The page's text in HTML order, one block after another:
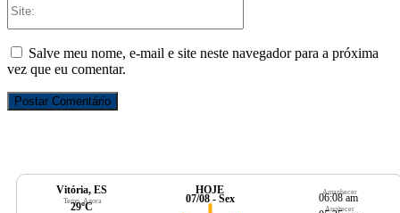
Salve meu nome, e-mail e site neste navegador para a próxima
vez que eu comentar.
Vitória, ES
Temp. Agora
29ºC
HOJE
07/08 - Sex
Amanhecer
06:08 am
Anoitecer